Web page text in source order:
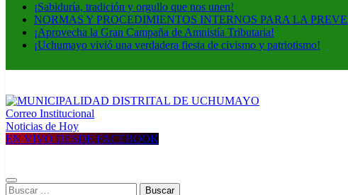
¡Sabiduría, tradición y orgullo que nos unen!
NORMAS Y PROCEDIMIENTOS INTERNOS PARA LA
¡Aprovecha la Gran Campaña de Amnistía Tributaria!
¡Uchumayo vivió una verdadera fiesta de civismo y patriotismo!
MUNICIPALIDAD DISTRITAL DE UCHUMAYO
Construyendo una nueva Historia
Correo Institucional
Noticias de Hoy
EN VIVO DESDE FACEBOOK
Buscar: